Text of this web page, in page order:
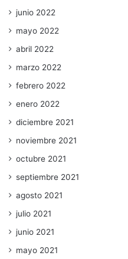
junio 2022
mayo 2022
abril 2022
marzo 2022
febrero 2022
enero 2022
diciembre 2021
noviembre 2021
octubre 2021
septiembre 2021
agosto 2021
julio 2021
junio 2021
mayo 2021